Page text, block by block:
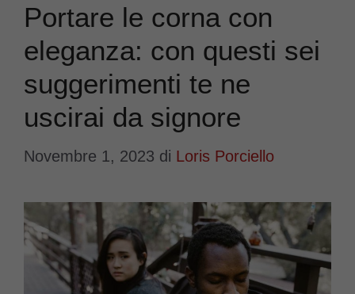
Portare le corna con
eleganza: con questi sei
suggerimenti te ne
uscirai da signore
Novembre 1, 2023 di Loris Porciello